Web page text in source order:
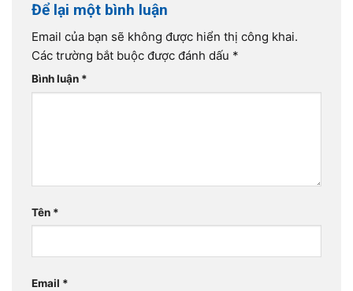
Để lại một bình luận
Email của bạn sẽ không được hiển thị công khai.
Các trường bắt buộc được đánh dấu *
Bình luận *
Tên *
Email *